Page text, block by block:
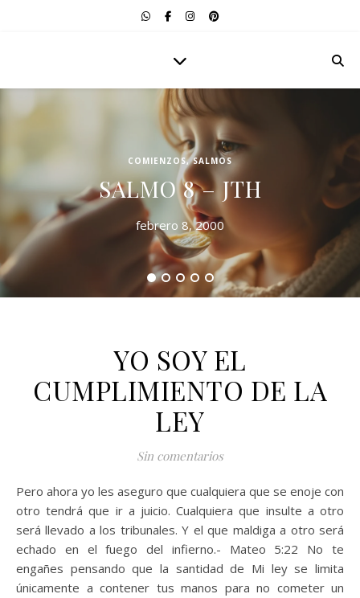
COMIENZOS,SALMOS
SALMO 8 – JTH
febrero 8, 2000
YO SOY EL
CUMPLIMIENTO DE LA
LEY
Sin comentarios
Pero ahora yo les aseguro que cualquiera que se enoje con
otro tendrá que ir a juicio. Cualquiera que insulte a otro
será llevado a los tribunales. Y el que maldiga a otro será
echado en el fuego del infierno.- Mateo 5:22 No te
engañes pensando que la santidad de Mi ley se limita
únicamente a contener tus manos para no cometer un